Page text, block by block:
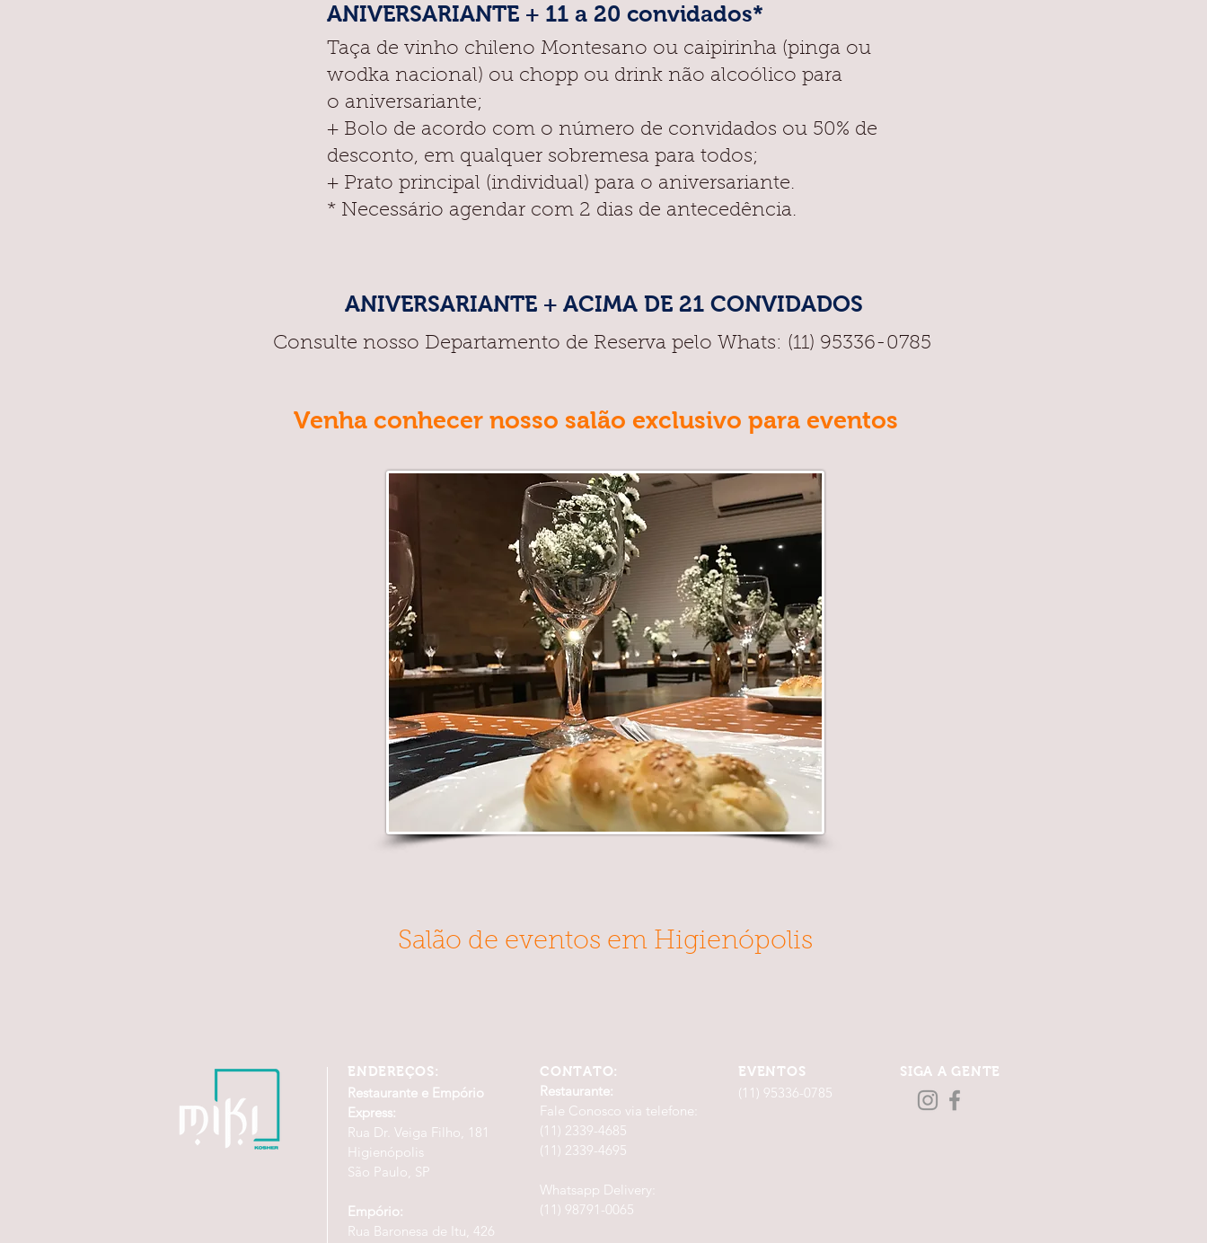
ANIVERSARIANTE + 11 a 20 convidados*
Taça de vinho chileno Montesano ou caipirinha (pinga ou
wodka nacional) ou chopp ou drink não alcoólico para
o aniversariante;
+ Bolo de acordo com o número de convidados ou 50% de
desconto, em qualquer sobremesa para todos;
+ Prato principal (individual) para o aniversariante.
* Necessário agendar com 2 dias de antecedência.
ANIVERSARIANTE + ACIMA DE 21 CONVIDADOS
Consulte nosso Departamento de Reserva pelo Whats: (11) 95336-0785
Venha conhecer nosso salão exclusivo para eventos
Salão de eventos em Higienópolis
ENDEREÇOS:
Restaurante e Empório
Express:
Rua Dr. Veiga Filho, 181
Higienópolis
São Paulo, SP
Empório:
Rua Baronesa de Itu, 426
CONTATO:
Restaurante:
Fale Conosco via telefone:
(11) 2339-4685
(11) 2339-4695
Whatsapp Delivery:
(11) 98791-0065
EVENTOS
(11) 95336-0785
SIGA A GENTE